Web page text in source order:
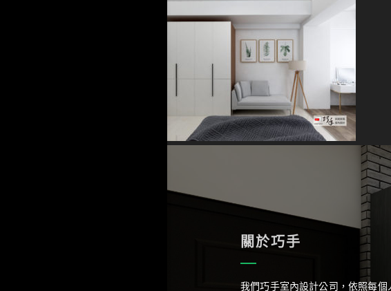
關於巧手
我們巧手室內設計公司，依照每個